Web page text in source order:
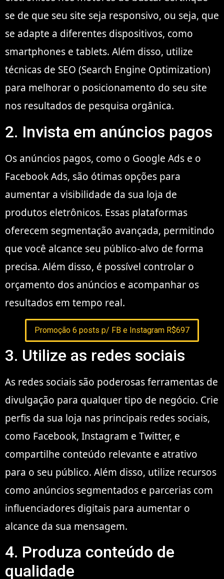
se de que seu site seja responsivo, ou seja, que
se adapte a diferentes dispositivos, como
smartphones e tablets. Além disso, utilize
técnicas de SEO (Search Engine Optimization)
para melhorar o posicionamento do seu site
nos resultados de pesquisa orgânica.
2. Invista em anúncios pagos
Os anúncios pagos, como o Google Ads e o
Facebook Ads, são ótimas opções para
aumentar a visibilidade da sua loja de
produtos eletrônicos. Essas plataformas
oferecem segmentação avançada, permitindo
que você alcance seu público-alvo de forma
precisa. Além disso, é possível controlar o
orçamento dos anúncios e acompanhar os
resultados em tempo real.
Promoção 6 posts p/ FB e Instagram R$697
3. Utilize as redes sociais
As redes sociais são poderosas ferramentas de
divulgação para qualquer tipo de negócio. Crie
perfis da sua loja nas principais redes sociais,
como Facebook, Instagram e Twitter, e
compartilhe conteúdo relevante e atrativo
para o seu público. Além disso, utilize recursos
como anúncios segmentados e parcerias com
influenciadores digitais para aumentar o
alcance da sua mensagem.
4. Produza conteúdo de
qualidade